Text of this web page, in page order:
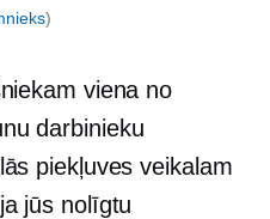
)
viena no
darbinieku
piekļuves veikalam
jūs nolīgtu